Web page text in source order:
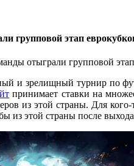
групповой этап
отыграли групповой
и зрелищный турнир по
принимает ставки на
из этой страны. Для
из этой страны после